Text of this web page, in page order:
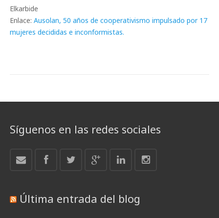
Elkarbide
Enlace: Ausolan, 50 años de cooperativismo impulsado por 17
mujeres decididas e inconformistas.
Síguenos en las redes sociales
Última entrada del blog